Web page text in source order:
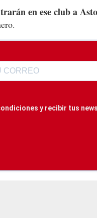
en ese club a
y recibir tus